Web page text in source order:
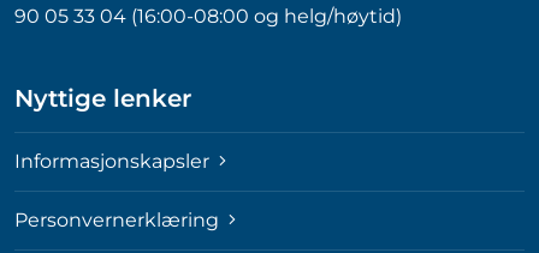
90 05 33 04 (16:00-08:00 og helg/høytid)
Nyttige lenker
Informasjonskapsler
Personvernerklæring